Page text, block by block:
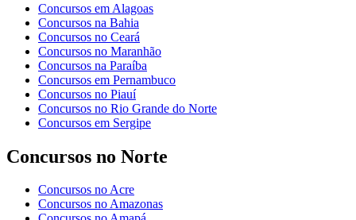
Concursos em Alagoas
Concursos na Bahia
Concursos no Ceará
Concursos no Maranhão
Concursos na Paraíba
Concursos em Pernambuco
Concursos no Piauí
Concursos no Rio Grande do Norte
Concursos em Sergipe
Concursos no Norte
Concursos no Acre
Concursos no Amazonas